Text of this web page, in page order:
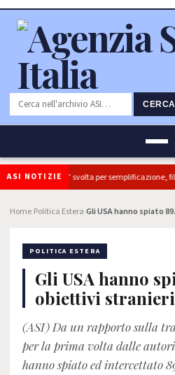
CERCA
ASI NOTIZIE
ok Camera e’ svolta per semplificazione,
Home Politica Estera Gli USA hanno spiato
POLITICA ESTERA
Gli USA hanno
obiettivi stranieri
(ASI) Da un rapporto sulla
per la prima volta dalle
hanno spiato ed intercettato